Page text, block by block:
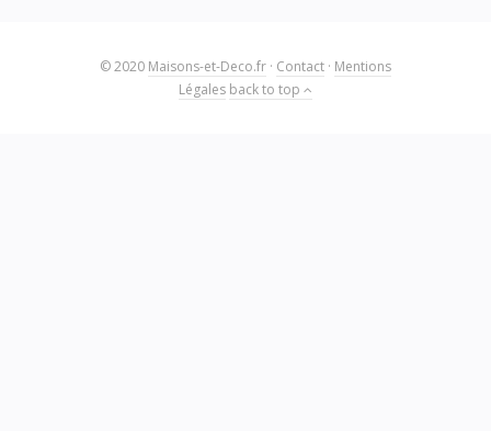
© 2020 Maisons-et-Deco.fr · Contact · Mentions
Légales back to top